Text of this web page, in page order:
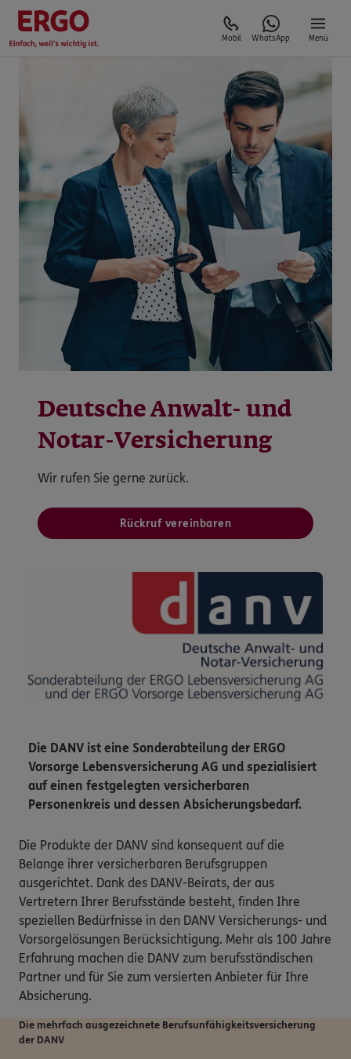
Mobil WhatsApp Menü
Deutsche Anwalt- und
Notar-Versicherung
Wir rufen Sie gerne zurück.
Rückruf vereinbaren
Die DANV ist eine Sonderabteilung der ERGO
Vorsorge Lebensversicherung AG und spezialisiert
auf einen festgelegten versicherbaren
Personenkreis und dessen Absicherungsbedarf.
Die Produkte der DANV sind konsequent auf die
Belange ihrer versicherbaren Berufsgruppen
ausgerichtet. Dank des DANV-Beirats, der aus
Vertretern Ihrer Berufsstände besteht, finden Ihre
speziellen Bedürfnisse in den DANV Versicherungs- und
Vorsorgelösungen Berücksichtigung. Mehr als 100 Jahre
Erfahrung machen die DANV zum berufsständischen
Partner und für Sie zum versierten Anbieter für Ihre
Absicherung.
Die mehrfach ausgezeichnete Berufsunfähigkeits­versicherung
der DANV